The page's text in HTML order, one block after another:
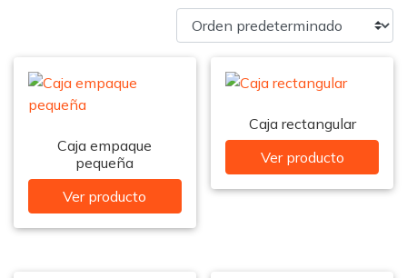
Caja empaque
pequeña
Ver producto
Caja rectangular
Ver producto